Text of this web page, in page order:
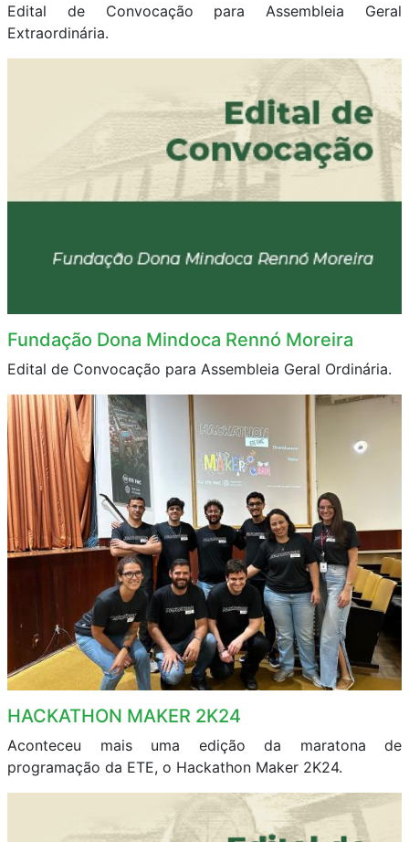
Edital de Convocação para Assembleia Geral
Extraordinária.
Fundação Dona Mindoca Rennó Moreira
Edital de Convocação para Assembleia Geral Ordinária.
HACKATHON MAKER 2K24
Aconteceu mais uma edição da maratona de
programação da ETE, o Hackathon Maker 2K24.